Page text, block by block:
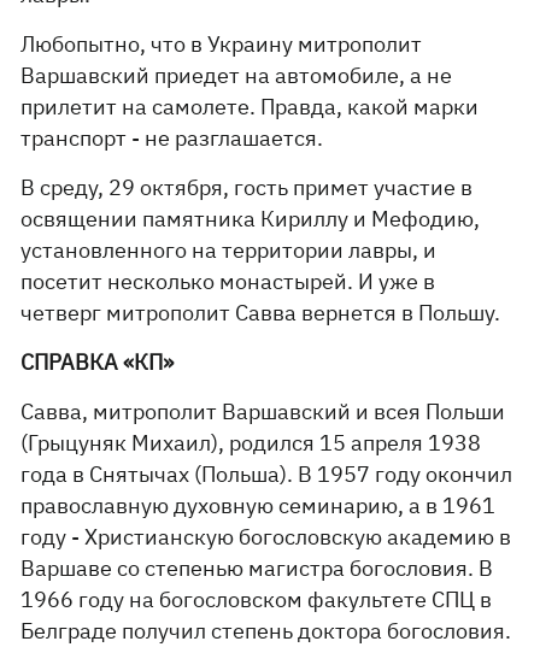
Любопытно, что в Украину митрополит
Варшавский приедет на автомобиле, а не
прилетит на самолете. Правда, какой марки
транспорт - не разглашается.
В среду, 29 октября, гость примет участие в
освящении памятника Кириллу и Мефодию,
установленного на территории лавры, и
посетит несколько монастырей. И уже в
четверг митрополит Савва вернется в Польшу.
СПРАВКА «КП»
Савва, митрополит Варшавский и всея Польши
(Грыцуняк Михаил), родился 15 апреля 1938
года в Снятычах (Польша). В 1957 году окончил
православную духовную семинарию, а в 1961
году - Христианскую богословскую академию в
Варшаве со степенью магистра богословия. В
1966 году на богословском факультете СПЦ в
Белграде получил степень доктора богословия.